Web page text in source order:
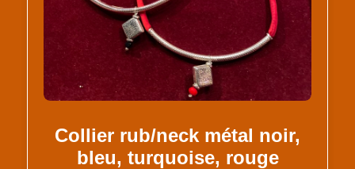
Collier rub/neck métal noir,
bleu, turquoise, rouge